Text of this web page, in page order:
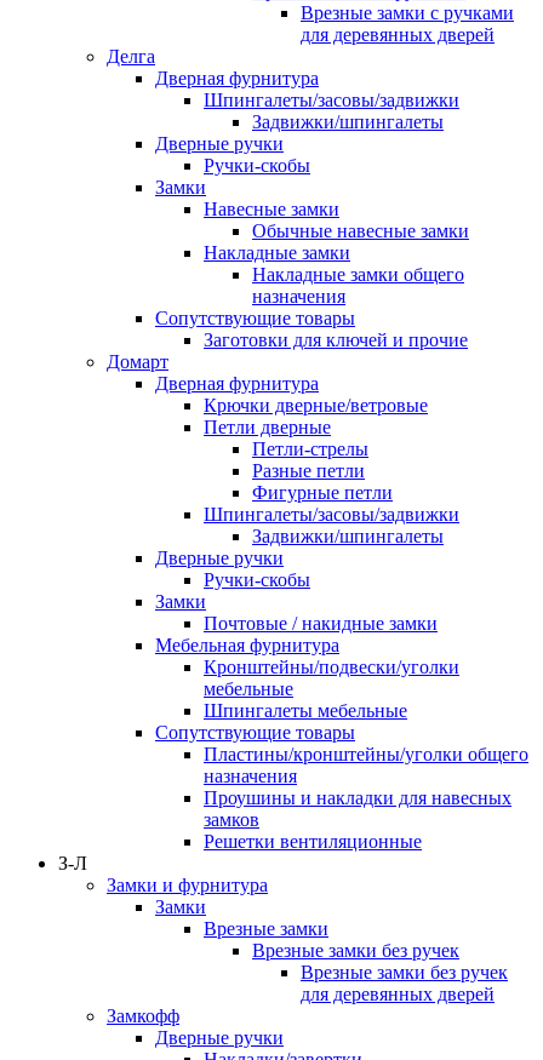
Врезные замки с ручками
для деревянных дверей
Делга
Дверная фурнитура
Шпингалеты/засовы/задвижки
Задвижки/шпингалеты
Дверные ручки
Ручки-скобы
Замки
Навесные замки
Обычные навесные замки
Накладные замки
Накладные замки общего
назначения
Сопутствующие товары
Заготовки для ключей и прочие
Домарт
Дверная фурнитура
Крючки дверные/ветровые
Петли дверные
Петли-стрелы
Разные петли
Фигурные петли
Шпингалеты/засовы/задвижки
Задвижки/шпингалеты
Дверные ручки
Ручки-скобы
Замки
Почтовые / накидные замки
Мебельная фурнитура
Кронштейны/подвески/уголки
мебельные
Шпингалеты мебельные
Сопутствующие товары
Пластины/кронштейны/уголки общего
назначения
Проушины и накладки для навесных
замков
Решетки вентиляционные
З-Л
Замки и фурнитура
Замки
Врезные замки
Врезные замки без ручек
Врезные замки без ручек
для деревянных дверей
Замкофф
Дверные ручки